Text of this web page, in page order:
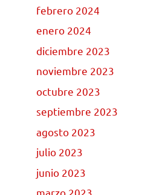
febrero 2024
enero 2024
diciembre 2023
noviembre 2023
octubre 2023
septiembre 2023
agosto 2023
julio 2023
junio 2023